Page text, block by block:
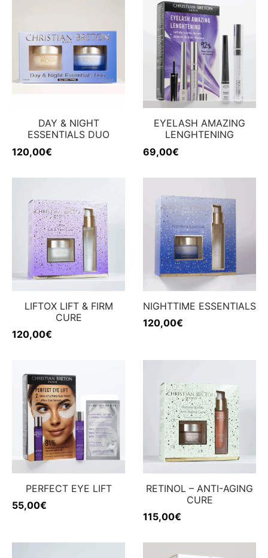
DAY & NIGHT
ESSENTIALS DUO
120,00€
EYELASH AMAZING
LENGHTENING
69,00€
LIFTOX LIFT & FIRM
CURE
120,00€
NIGHTTIME ESSENTIALS
120,00€
PERFECT EYE LIFT
55,00€
RETINOL – ANTI-AGING
CURE
115,00€